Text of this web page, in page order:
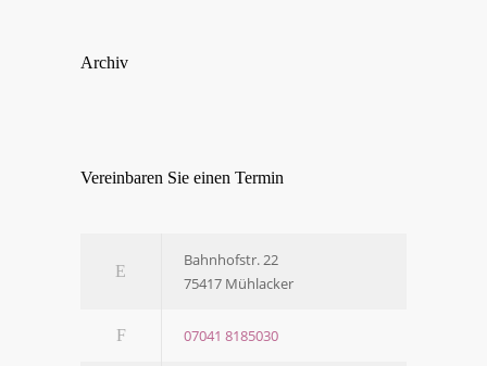
Archiv
Ver­ein­ba­ren Sie einen Termin
Bahn­hofstr. 22
75417 Mühl­acker
07041 8185030